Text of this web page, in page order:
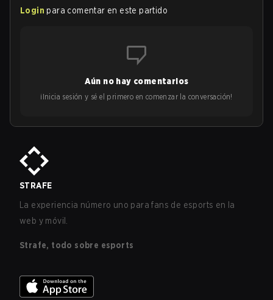
Login para comentar en este partido
Aún no hay comentarios
¡Inicia sesión y sé el primero en comenzar la conversación!
STRAFE
La experiencia número uno para fans de esports en la
web y móvil.
Strafe, todo sobre esports